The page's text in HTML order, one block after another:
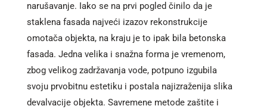
narušavanje. Iako se na prvi pogled činilo da je
staklena fasada najveći izazov rekonstrukcije
omotača objekta, na kraju je to ipak bila betonska
fasada. Jedna velika i snažna forma je vremenom,
zbog velikog zadržavanja vode, potpuno izgubila
svoju prvobitnu estetiku i postala najizraženija slika
devalvacije objekta. Savremene metode zaštite i